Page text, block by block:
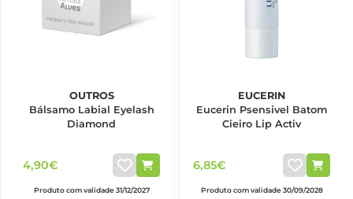
OUTROS
Bálsamo Labial Eyelash
Diamond
4,90€
Produto com validade 31/12/2027
EUCERIN
Eucerin Psensivel Batom
Cieiro Lip Activ
6,85€
Produto com validade 30/09/2028